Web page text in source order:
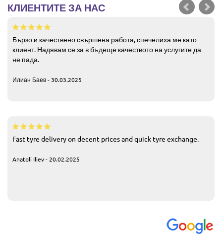
КЛИЕНТИТЕ ЗА НАС
Бързо и качествено свършена работа, спечелиха ме като
клиент. Надявам се за в бъдеще качеството на услугите да
не пада.
Илиан Баев - 30.03.2025
Fast tyre delivery on decent prices and quick tyre exchange.
Anatoli Iliev - 20.02.2025